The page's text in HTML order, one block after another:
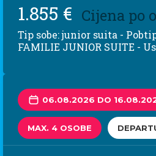
1.855 € Cijena po
Tip sobe: junior suita -
FAMILIE JUNIOR SUITE -
06.08.2026 DO
MAX. 4 OSOBE